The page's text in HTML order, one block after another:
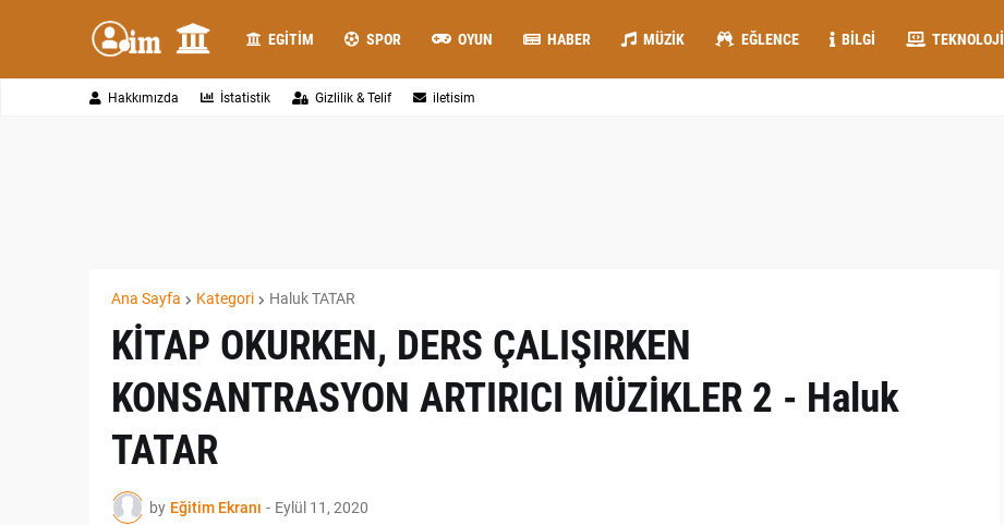
EGITIM SPOR OYUN HABER MÜZIK EĞLENCE BILGI TEKNOLOJI
Hakkımızda İstatistik Gizlilik & Telif iletisim
Ana Sayfa Kategori Haluk TATAR
KİTAP OKURKEN, DERS ÇALIŞIRKEN
KONSANTRASYON ARTIRICI MÜZİKLER 2 - Haluk
TATAR
by Eğitim Ekranı - Eylül 11, 2020